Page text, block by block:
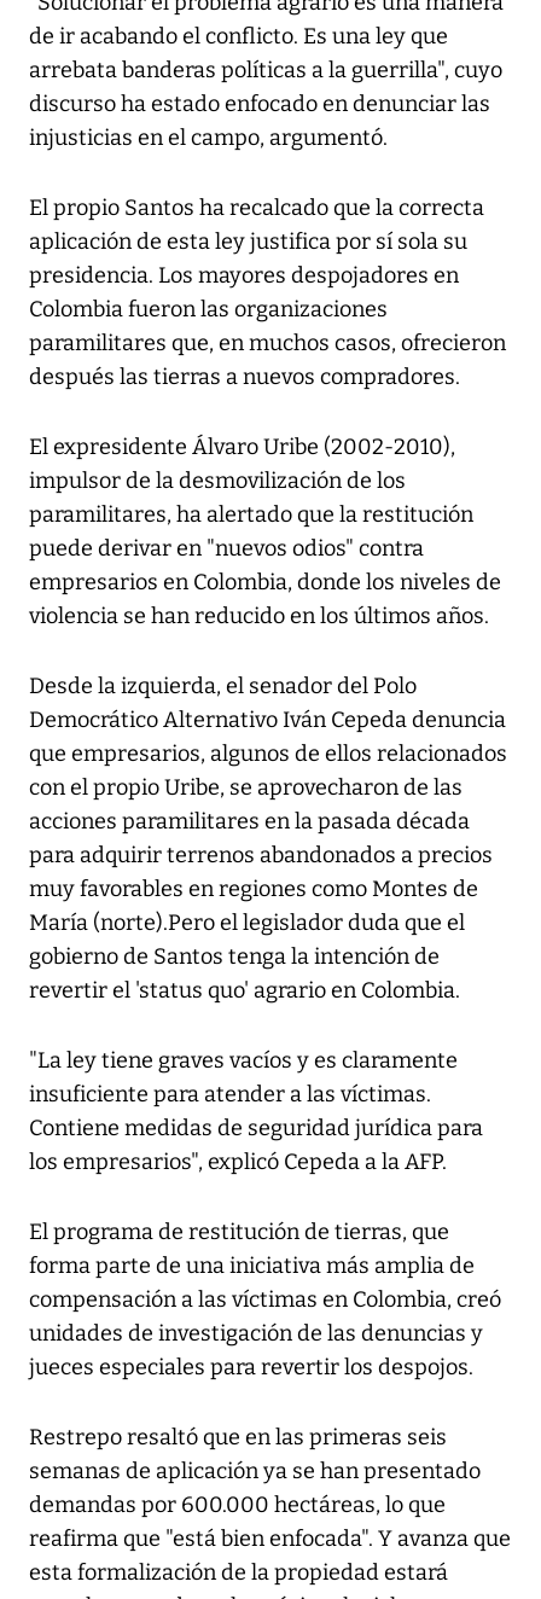
de ir acabando el conflicto. Es una ley que
arrebata banderas políticas a la guerrilla", cuyo
discurso ha estado enfocado en denunciar las
injusticias en el campo, argumentó.
El propio Santos ha recalcado que la correcta
aplicación de esta ley justifica por sí sola su
presidencia. Los mayores despojadores en
Colombia fueron las organizaciones
paramilitares que, en muchos casos, ofrecieron
después las tierras a nuevos compradores.
El expresidente Álvaro Uribe (2002-2010),
impulsor de la desmovilización de los
paramilitares, ha alertado que la restitución
puede derivar en "nuevos odios" contra
empresarios en Colombia, donde los niveles de
violencia se han reducido en los últimos años.
Desde la izquierda, el senador del Polo
Democrático Alternativo Iván Cepeda denuncia
que empresarios, algunos de ellos relacionados
con el propio Uribe, se aprovecharon de las
acciones paramilitares en la pasada década
para adquirir terrenos abandonados a precios
muy favorables en regiones como Montes de
María (norte).Pero el legislador duda que el
gobierno de Santos tenga la intención de
revertir el 'status quo' agrario en Colombia.
"La ley tiene graves vacíos y es claramente
insuficiente para atender a las víctimas.
Contiene medidas de seguridad jurídica para
los empresarios", explicó Cepeda a la AFP.
El programa de restitución de tierras, que
forma parte de una iniciativa más amplia de
compensación a las víctimas en Colombia, creó
unidades de investigación de las denuncias y
jueces especiales para revertir los despojos.
Restrepo resaltó que en las primeras seis
semanas de aplicación ya se han presentado
demandas por 600.000 hectáreas, lo que
reafirma que "está bien enfocada". Y avanza que
esta formalización de la propiedad estará